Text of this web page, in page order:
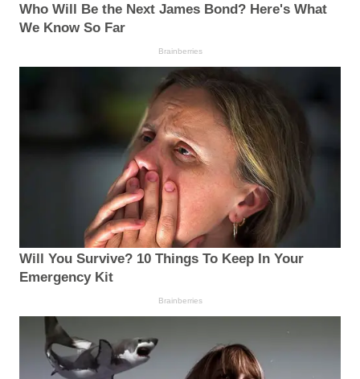
Who Will Be the Next James Bond? Here's What
We Know So Far
Brainberries
Will You Survive? 10 Things To Keep In Your
Emergency Kit
Brainberries